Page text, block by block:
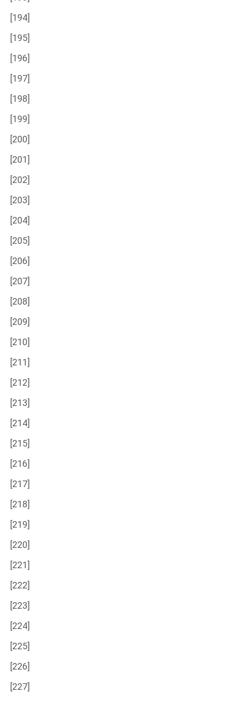
[194]
[195]
[196]
[197]
[198]
[199]
[200]
[201]
[202]
[203]
[204]
[205]
[206]
[207]
[208]
[209]
[210]
[211]
[212]
[213]
[214]
[215]
[216]
[217]
[218]
[219]
[220]
[221]
[222]
[223]
[224]
[225]
[226]
[227]